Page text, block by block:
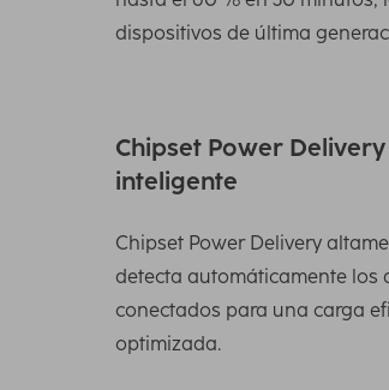
dispositivos de última
Chipset Power Delivery
inteligente
Chipset Power Delivery
detecta automáticamente los
conectados para una carga
optimizada.